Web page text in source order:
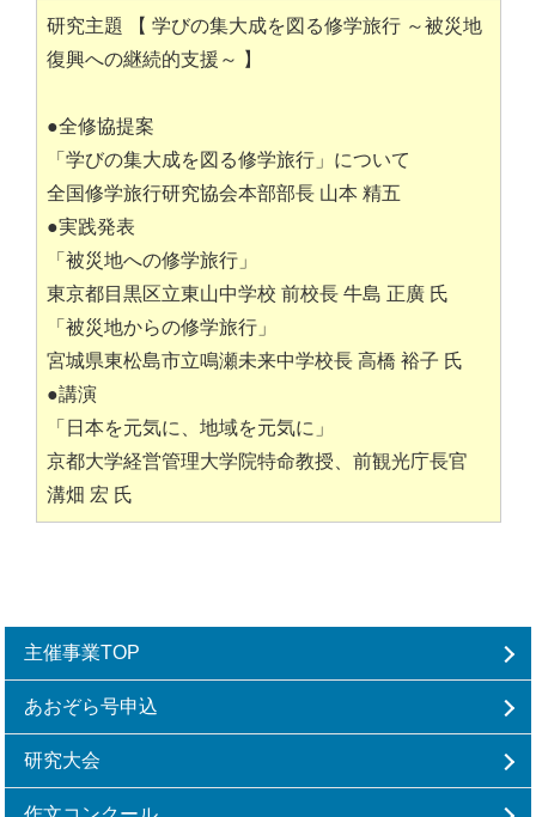
研究主題 【 学びの集大成を図る修学旅行 ～被災地
復興への継続的支援～ 】
●全修協提案
「学びの集大成を図る修学旅行」について
全国修学旅行研究協会本部部長 山本 精五
●実践発表
「被災地への修学旅行」
東京都目黒区立東山中学校 前校長 牛島 正廣 氏
「被災地からの修学旅行」
宮城県東松島市立鳴瀬未来中学校長 高橋 裕子 氏
●講演
「日本を元気に、地域を元気に」
京都大学経営管理大学院特命教授、前観光庁長官
溝畑 宏 氏
主催事業TOP
あおぞら号申込
研究大会